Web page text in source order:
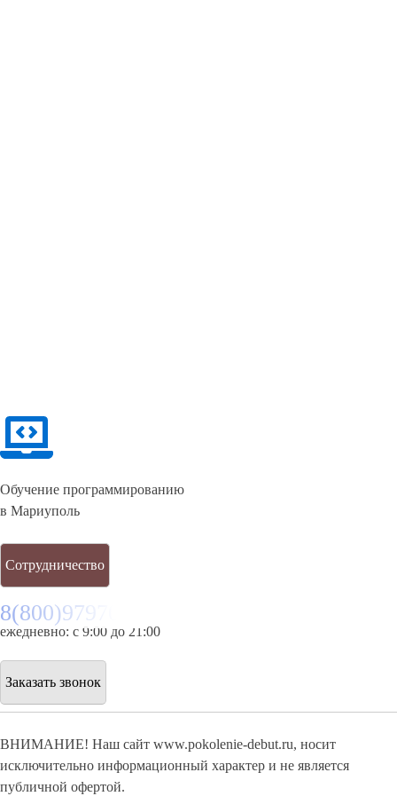
Обучение программированию
в Мариуполь
Сотрудничество
8(800)9797043
ежедневно: с 9:00 до 21:00
Заказать звонок
ВНИМАНИЕ! Наш сайт www.pokolenie-debut.ru, носит
исключительно информационный характер и не является
публичной офертой.